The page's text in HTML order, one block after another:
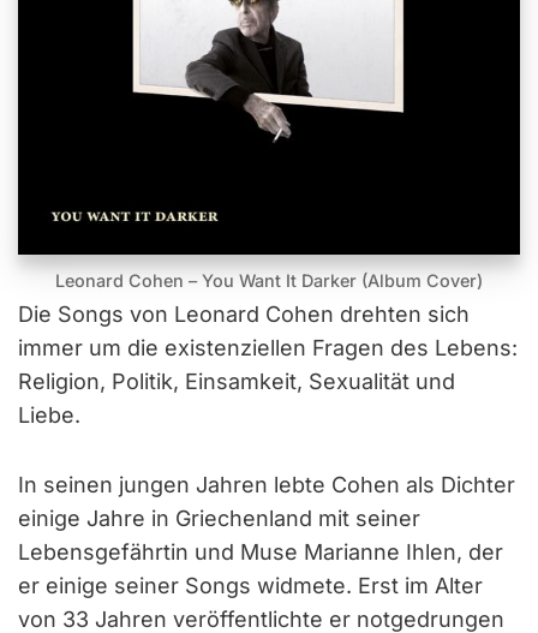
Leonard Cohen – You Want It Darker (Album Cover)
Die Songs von Leonard Cohen drehten sich
immer um die existenziellen Fragen des Lebens:
Religion, Politik, Einsamkeit, Sexualität und
Liebe.
In seinen jungen Jahren lebte Cohen als Dichter
einige Jahre in Griechenland mit seiner
Lebensgefährtin und Muse Marianne Ihlen, der
er einige seiner Songs widmete. Erst im Alter
von 33 Jahren veröffentlichte er notgedrungen